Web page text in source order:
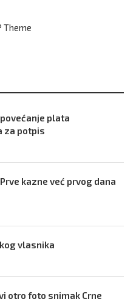
plata
za potpis
kazne već prvog dana
vlasnika
otro foto snimak Crne